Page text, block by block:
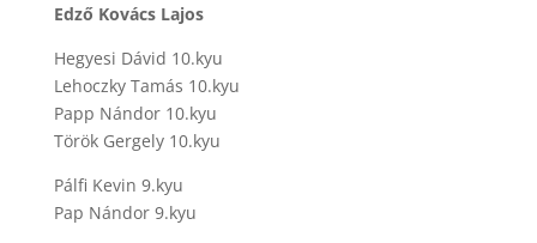
Edző Kovács Lajos
Hegyesi Dávid 10.kyu
Lehoczky Tamás 10.kyu
Papp Nándor 10.kyu
Török Gergely 10.kyu
Pálfi Kevin 9.kyu
Pap Nándor 9.kyu